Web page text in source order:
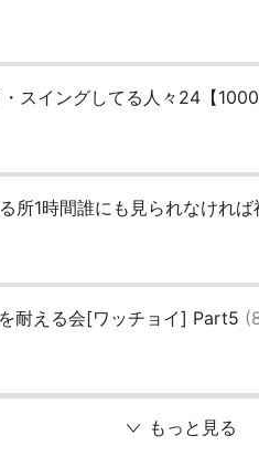
・スイングしてる人々24【1000
所1時間誰にも見られなけれ
を耐える会[ワッチョイ] Part5
もっと見る